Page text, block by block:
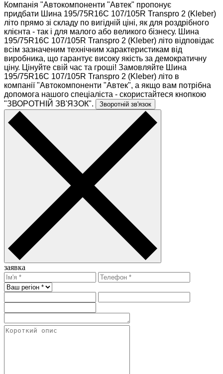
Компанія "Автокомпоненти "Автек" пропонує
придбати Шина 195/75R16C 107/105R Transpro 2 (Kleber)
літо прямо зі складу по вигідній ціні, як для роздрібного
клієнта - так і для малого або великого бізнесу. Шина
195/75R16C 107/105R Transpro 2 (Kleber) літо відповідає
всім зазначеним технічним характеристикам від
виробника, що гарантує високу якість за демократичну
ціну. Цінуйте свій час та гроші! Замовляйте Шина
195/75R16C 107/105R Transpro 2 (Kleber) літо в
компанії "Автокомпоненти "Автек", а якщо вам потрібна
допомога нашого спеціаліста - скористайтеся кнопкою
"ЗВОРОТНІЙ ЗВ'ЯЗОК".
Зворотній зв'язок
заявка